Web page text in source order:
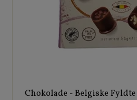
Chokolade - Belgiske